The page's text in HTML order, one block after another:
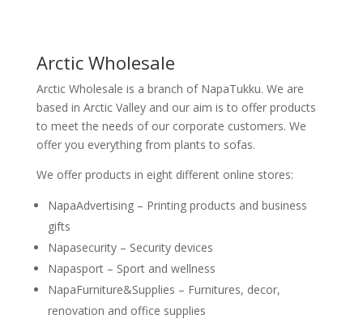
Arctic Wholesale
Arctic Wholesale is a branch of NapaTukku. We are
based in Arctic Valley and our aim is to offer products
to meet the needs of our corporate customers. We
offer you everything from plants to sofas.
We offer products in eight different online stores:
NapaAdvertising – Printing products and business
gifts
Napasecurity – Security devices
Napasport – Sport and wellness
NapaFurniture&Supplies – Furnitures, decor,
renovation and office supplies